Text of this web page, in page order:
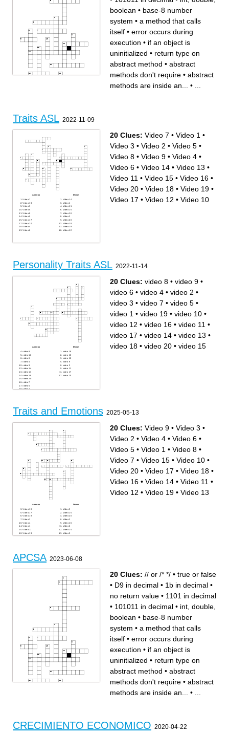
return type on abstract
error occurs during execution
true or false
no return value
all variables in an interface
are ... and final
D9 in decimal
1101 in decimal
base-8 number system
a method that calls itself
abstract methods are inside
int, double, boolean
abstract methods have
the octal system uses ... digits
than the decimal and
hexadecimal number system
boolean • base-8 number
system • a method that calls
itself • error occurs during
execution • if an object is
uninitialized • return type on
abstract method • abstract
methods don't require • abstract
methods are inside an...
•
Traits ASL 2022-11-09
Across
Video 7
Video 13
Video 3
Video 5
Video 8
Video 9
Video 17
Video 10
Video 4
Video 6
Down
Video 14
Video 1
Video 11
Video 15
Video 16
Video 2
Video 20
Video 18
Video 19
Video 12
20 Clues: Video 7 • Video 1 •
Video 3 • Video 2 • Video 5 •
Video 8 • Video 9 • Video 4 •
Video 6 • Video 14 • Video 13 •
Video 11 • Video 15 • Video 16 •
Video 20 • Video 18 • Video 19 •
Video 17 • Video 12 • Video 10
Personality Traits ASL 2022-11-14
Across
video 8
video 16
video 6
video 4
video 3
video 14
video 13
video 18
video 20
video 7
video 5
video 1
Down
video 19
video 10
video 12
video 9
video 2
video 11
video 17
video 15
20 Clues: video 8 • video 9 •
video 6 • video 4 • video 2 •
video 3 • video 7 • video 5 •
video 1 • video 19 • video 10 •
video 12 • video 16 • video 11 •
video 17 • video 14 • video 13 •
video 18 • video 20 • video 15
Traits and Emotions 2025-05-13
Across
Video 10
Video 17
Video 18
Video 3
Video 4
Video 1
Video 11
Video 19
Video 13
Down
Video 9
Video 15
Video 20
Video 2
Video 16
Video 6
Video 14
Video 5
Video 8
20 Clues: Video 9 • Video 3 •
Video 2 • Video 4 • Video 6 •
Video 5 • Video 1 • Video 8 •
Video 7 • Video 15 • Video 10 •
Video 20 • Video 17 • Video 18 •
Video 16 • Video 14 • Video 11 •
Video 12 • Video 19 • Video 13
APCSA 2023-06-08
20 Clues: // or /* */ • true or false
• D9 in decimal • 1b in decimal •
no return value • 1101 in decimal
• 101011 in decimal • int, double,
boolean • base-8 number
system • a method that calls
itself • error occurs during
execution • if an object is
uninitialized • return type on
abstract method • abstract
methods don't require • abstract
methods are inside an...
•
CRECIMIENTO ECONOMICO 2020-04-22